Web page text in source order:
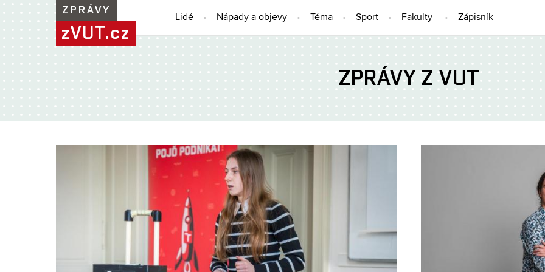
ZPRÁVY
zVUT.cz
Lidé Nápady a objevy Téma Sport Fakulty Zápisník
ZPRÁVY Z VUT